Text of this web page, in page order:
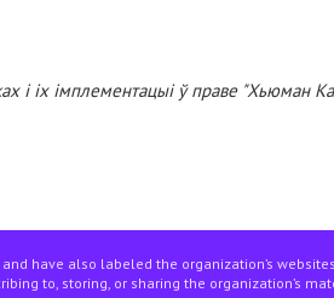
і іх імплементацыі ў праве "Хьюман
have also labeled the organization’s
to, storing, or sharing the organization’s